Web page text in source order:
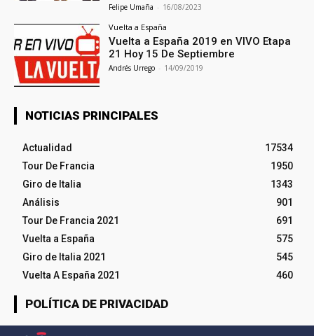
Felipe Umaña - 16/08/2023
Vuelta a España
Vuelta a España 2019 en VIVO Etapa
21 Hoy 15 De Septiembre
Andrés Urrego - 14/09/2019
NOTICIAS PRINCIPALES
Actualidad
17534
Tour De Francia
1950
Giro de Italia
1343
Análisis
901
Tour De Francia 2021
691
Vuelta a España
575
Giro de Italia 2021
545
Vuelta A España 2021
460
POLÍTICA DE PRIVACIDAD